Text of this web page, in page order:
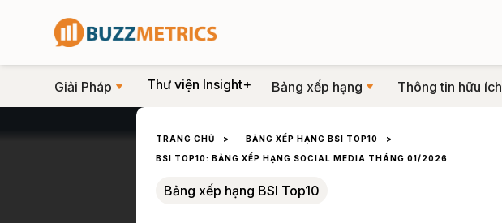
Giải Pháp Thư viện Insight+ Bảng xếp hạng Thông tin hữu ích
TRANG CHỦ > BẢNG XẾP HẠNG BSI TOP10
>
BSI TOP10: BẢNG XẾP HẠNG SOCIAL MEDIA THÁNG 01/2026
Bảng xếp hạng BSI Top10